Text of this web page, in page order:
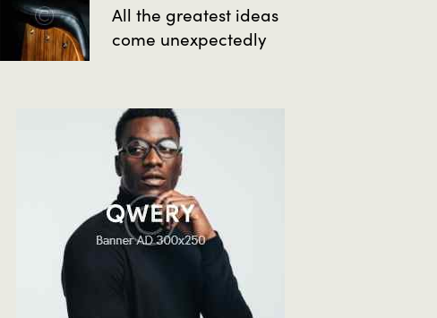
All the greatest ideas
come unexpectedly